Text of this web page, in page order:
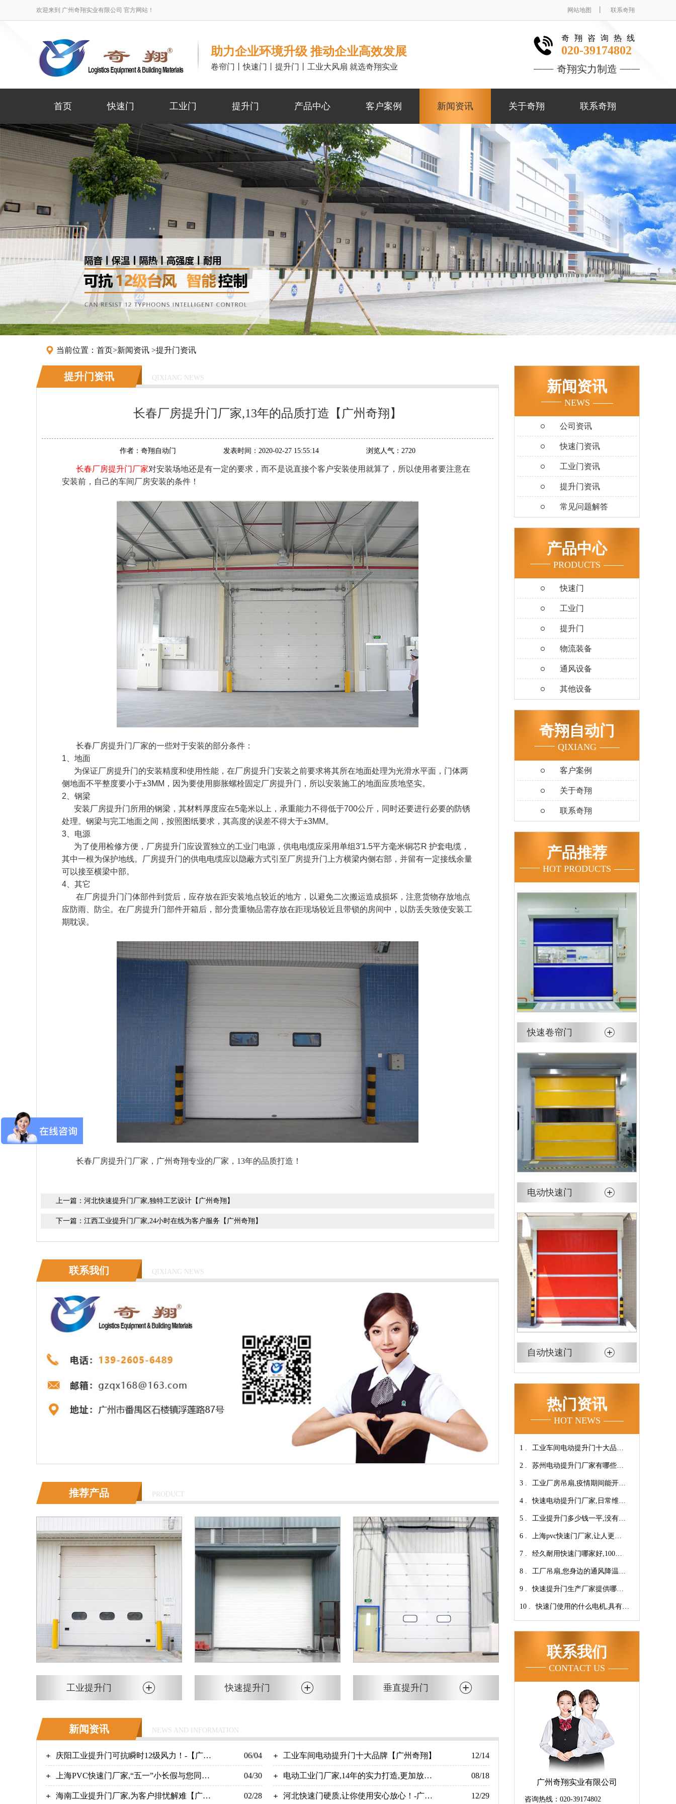
欢迎来到 广州奇翔实业有限公司 官方网站！ 网站地图 联系奇翔
助力企业环境升级 推动企业高效发展
卷帘门丨快速门丨提升门丨工业大风扇 就选奇翔实业
奇翔咨询热线
020-39174802
奇翔实力制造
首页 快速门 工业门 提升门 产品中心 客户案例 新闻资讯 关于奇翔 联系奇翔
当前位置： 首页>新闻资讯 >提升门资讯
提升门资讯 QIXIANG NEWS
长春厂房提升门厂家,13年的品质打造【广州奇翔】
作者： 奇翔自动门 发表时间： 2020-02-27 15:55:14 浏览人气： 2720
长春厂房提升门厂家对安装场地还是有一定的要求，而不是说直接个客户安装使用就算了，所以使用者要注意在
安装前，自己的车间厂房安装的条件！
长春厂房提升门厂家的一些对于安装的部分条件：
1、地面
为保证厂房提升门的安装精度和使用性能，在厂房提升门安装之前要求将其所在地面处理为光滑水平面，门体两
侧地面不平整度要小于±3MM，因为要使用膨胀螺栓固定厂房提升门，所以安装施工的地面应质地坚实。
2、钢梁
安装厂房提升门所用的钢梁，其材料厚度应在5毫米以上，承重能力不得低于700公斤，同时还要进行必要的防锈
处理。钢梁与完工地面之间，按照图纸要求，其高度的误差不得大于±3MM。
3、电源
为了使用检修方便，厂房提升门应设置独立的工业门电源，供电电缆应采用单组3′1.5平方毫米铜芯R 护套电缆，
其中一根为保护地线。厂房提升门的供电电缆应以隐蔽方式引至厂房提升门上方横梁内侧右部，并留有一定接线余量
可以接至横梁中部。
4、其它
在厂房提升门门体部件到货后，应存放在距安装地点较近的地方，以避免二次搬运造成损坏，注意货物存放地点
应防雨、防尘。在厂房提升门部件开箱后，部分贵重物品需存放在距现场较近且带锁的房间中，以防丢失致使安装工
期耽误。
长春厂房提升门厂家 ，广州奇翔专业的厂家， 13年的品质打造！
上一篇： 河北快速提升门厂家,独特工艺设计【广州奇翔】
下一篇： 江西工业提升门厂家,24小时在线为客户服务【广州奇翔】
联系我们 QIXIANG NEWS
推荐产品 PRODUCT
工业提升门 快速提升门 垂直提升门
新闻资讯 NEWS AND INFORMATION
庆阳工业提升门可抗瞬时12级风力！-【广州
奇翔】
06/04 工业车间电动提升门十大品牌【广州奇翔】 12/14
上海PVC快速门厂家,“五一”小长假与您同
行！【广州奇翔】
04/30 电动工业门厂家,14年的实力打造,更加放心-
广州奇翔
08/18
海南工业提升门厂家,为客户排忧解难【广州 02/28 河北快速门硬质,让你使用安心放心！-广州 12/29
新闻资讯
NEWS
公司资讯
快速门资讯
工业门资讯
提升门资讯
常见问题解答
产品中心
PRODUCTS
快速门
工业门
提升门
物流装备
通风设备
其他设备
奇翔自动门
QIXIANG
客户案例
关于奇翔
联系奇翔
产品推荐
HOT PRODUCTS
快速卷帘门
电动快速门
自动快速门
热门资讯
HOT NEWS
1 . 工业车间电动提升门十大品牌
【广州奇翔】
2 . 苏州电动提升门厂家有哪些优
势特点呢？-广州奇翔
3 . 工业厂房吊扇,疫情期间能开空
调吗?【广州奇翔】
4 . 快速电动提升门厂家,日常维保
小技巧！【广州奇翔】
5 . 工业提升门多少钱一平,没有中
间商差价放心选购【广州奇
翔】
6 . 上海pvc快速门厂家,让人更安
心-广州奇翔
7 . 经久耐用快速门哪家好,100万
次连续开启设计【广州奇翔】
8 . 工厂吊扇,您身边的通风降温专
家！【广州奇翔】
9 . 快速提升门生产厂家提供哪些
服务呢-广州奇翔
10 . 快速门使用的什么电机,具有快
联系我们
CONTACT US
广州奇翔实业有限公司
咨询热线：020-39174802